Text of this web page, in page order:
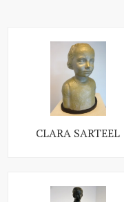
CLARA SARTEEL